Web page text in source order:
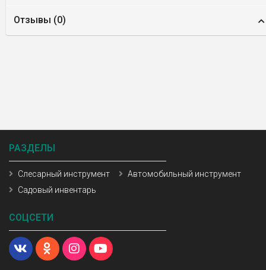
Отзывы (0)
РАЗДЕЛЫ
Слесарный инструмент
Автомобильный инструмент
Садовый инвентарь
СОЦСЕТИ